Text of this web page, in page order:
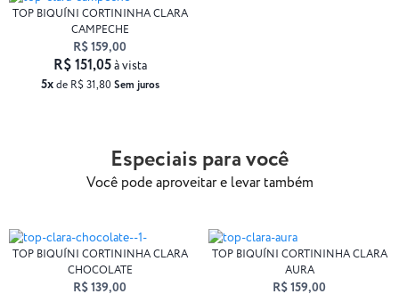
TOP BIQUÍNI CORTININHA CLARA
CAMPECHE
R$ 159,00
5xde R$ 31,80 Sem juros
R$ 151,05à vista
Especiais para você
Você pode aproveitar e levar também
TOP BIQUÍNI CORTININHA CLARA
CHOCOLATE
R$ 139,00
TOP BIQUÍNI CORTININHA CLARA
AURA
R$ 159,00